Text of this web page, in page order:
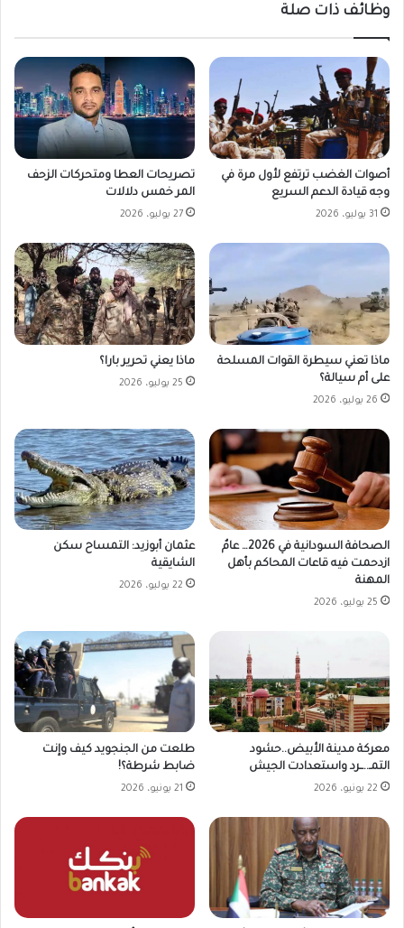
وظائف ذات صلة
أصوات الغضب ترتفع لأول مرة في
وجه قيادة الدعم السريع
31 يوليو، 2026
تصريحات العطا ومتحركات الزحف
المر خمس دلالات
27 يوليو، 2026
ماذا تعني سيطرة القوات المسلحة
على أم سيالة؟
26 يوليو، 2026
ماذا يعني تحرير بارا؟
25 يوليو، 2026
الصحافة السودانية في 2026… عامٌ
ازدحمت فيه قاعات المحاكم بأهل
المهنة
25 يوليو، 2026
عثمان أبوزيد: التمساح سكن
الشايقية
22 يوليو، 2026
معركة مدينة الأبيض..حشود
التمـ..ــرد واستعدادت الجيش
22 يونيو، 2026
طلعت من الجنجويد كيف وإنت
ضابط شرطة؟!
21 يونيو، 2026